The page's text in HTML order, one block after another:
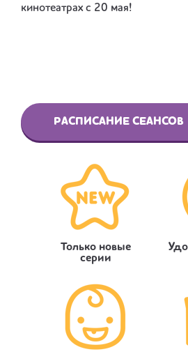
кинотеатрах с 20 мая!
РАСПИСАНИЕ СЕАНСОВ
Только новые
серии